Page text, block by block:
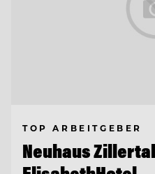
TOP ARBEITGEBER
Neuhaus